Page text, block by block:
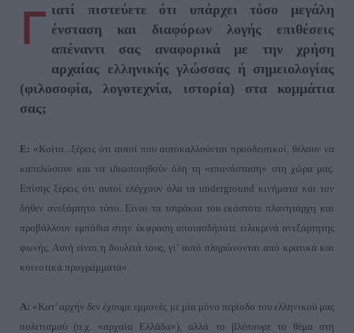
Γ ιατί πιστεύετε ότι υπάρχει τόσο μεγάλη
ένσταση και διαφόρων λογής επιθέσεις
απέναντι σας αναφορικά με την χρήση
αρχαίας ελληνικής γλώσσας ή σημειολογίας
(φιλοσοφία, λογοτεχνία, ιστορία) στα κομμάτια
σας;
Ε: «Κοίτα...ξέρεις ότι αυτοί που αυτοκαλλούνται προοδευτικοί, θέλουν να
καπελώσουν και να ιδιωποιηθούν όλη τη «επανάσταση» στη χώρα μας.
Επίσης ξέρεις ότι αυτοί ελέγχουν όλα τα underground κινήματα και τον
δήθεν ανεξάρτητο τύπο. Είναι τα τσιράκια του εκάστοτε πλανητάρχη και
προβάλλουν εμπόδια στην έκφραση οποιασδήποτε ειλικρινά ανεξάρτητης
φωνής. Αυτή είναι η δουλειά τους, γι’ αυτό πληρώνονται από κρατικά και
κοινοτικά προγράμματα».
Α: «Κατ’ αρχήν δεν έχουμε εμμονές με μία μόνο περίοδο του ελληνικού μας
πολιτισμού (π.χ. «αρχαία Ελλάδα»),αλλά το βλέπουμε το θέμα στη